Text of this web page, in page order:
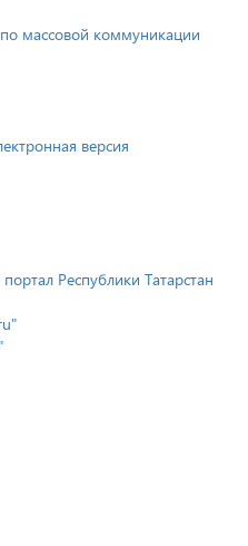
по массовой коммуникации
версия
Республики Татарстан